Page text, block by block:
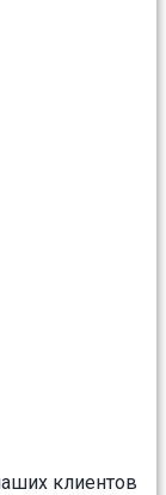
клиентов